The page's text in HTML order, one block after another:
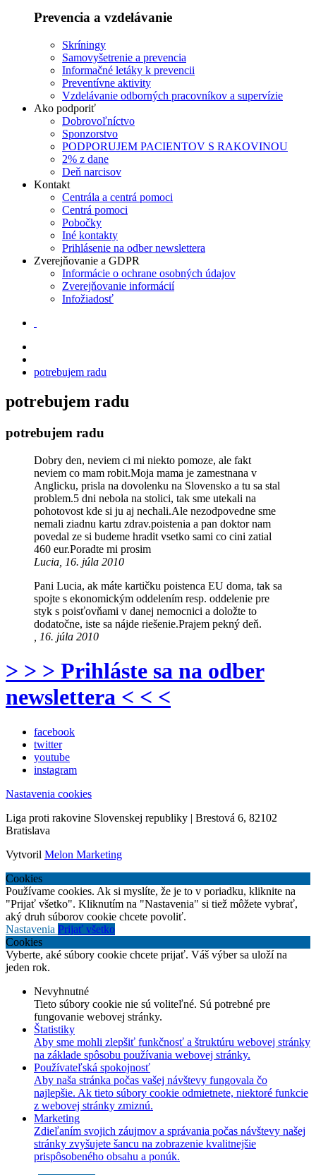
Prevencia a vzdelávanie
Skríningy
Samovyšetrenie a prevencia
Informačné letáky k prevencii
Preventívne aktivity
Vzdelávanie odborných pracovníkov a supervízie
Ako podporiť
Dobrovoľníctvo
Sponzorstvo
PODPORUJEM PACIENTOV S RAKOVINOU
2% z dane
Deň narcisov
Kontakt
Centrála a centrá pomoci
Centrá pomoci
Pobočky
Iné kontakty
Prihlásenie na odber newslettera
Zverejňovanie a GDPR
Informácie o ochrane osobných údajov
Zverejňovanie informácií
Infožiadosť
potrebujem radu
potrebujem radu
potrebujem radu
Dobry den, neviem ci mi niekto pomoze, ale fakt
neviem co mam robit.Moja mama je zamestnana v
Anglicku, prisla na dovolenku na Slovensko a tu sa stal
problem.5 dni nebola na stolici, tak sme utekali na
pohotovost kde si ju aj nechali.Ale nezodpovedne sme
nemali ziadnu kartu zdrav.poistenia a pan doktor nam
povedal ze si budeme hradit vsetko sami co cini zatial
460 eur.Poradte mi prosim
Lucia, 16. júla 2010
Pani Lucia, ak máte kartičku poistenca EU doma, tak sa
spojte s ekonomickým oddelením resp. oddelenie pre
styk s poisťovňami v danej nemocnici a doložte to
dodatočne, iste sa nájde riešenie.Prajem pekný deň.
, 16. júla 2010
> > > Prihláste sa na odber
newslettera < < <
facebook
twitter
youtube
instagram
Nastavenia cookies
Liga proti rakovine Slovenskej republiky | Brestová 6, 82102
Bratislava
Vytvoril Melon Marketing
Cookies
Používame cookies. Ak si myslíte, že je to v poriadku, kliknite na
"Prijať všetko". Kliknutím na "Nastavenia" si tiež môžete vybrať,
aký druh súborov cookie chcete povoliť.
Nastavenia Prijať všetko
Cookies
Vyberte, aké súbory cookie chcete prijať. Váš výber sa uloží na
jeden rok.
Nevyhnutné
Tieto súbory cookie nie sú voliteľné. Sú potrebné pre
fungovanie webovej stránky.
Štatistiky
Aby sme mohli zlepšiť funkčnosť a štruktúru webovej stránky
na základe spôsobu používania webovej stránky.
Používateľská spokojnosť
Aby naša stránka počas vašej návštevy fungovala čo
najlepšie. Ak tieto súbory cookie odmietnete, niektoré funkcie
z webovej stránky zmiznú.
Marketing
Zdieľaním svojich záujmov a správania počas návštevy našej
stránky zvyšujete šancu na zobrazenie kvalitnejšie
prispôsobeného obsahu a ponúk.